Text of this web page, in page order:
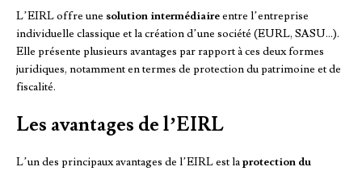
L’EIRL offre une solution intermédiaireentre l’entreprise
individuelle classique et la création d’une société (EURL, SASU…).
Elle présente plusieurs avantages par rapport à ces deux formes
juridiques, notamment en termes de protection du patrimoine et de
fiscalité.
Les avantages de l’EIRL
L’un des principaux avantages de l’EIRL est laprotection du